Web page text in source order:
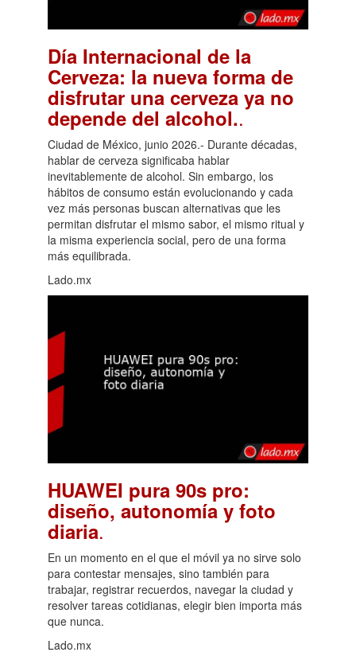
Día Internacional de la
Cerveza: la nueva forma de
disfrutar una cerveza ya no
depende del alcohol..
Ciudad de México, junio 2026.- Durante décadas,
hablar de cerveza significaba hablar
inevitablemente de alcohol. Sin embargo, los
hábitos de consumo están evolucionando y cada
vez más personas buscan alternativas que les
permitan disfrutar el mismo sabor, el mismo ritual y
la misma experiencia social, pero de una forma
más equilibrada.
Lado.mx
HUAWEI pura 90s pro:
diseño, autonomía y foto
diaria.
En un momento en el que el móvil ya no sirve solo
para contestar mensajes, sino también para
trabajar, registrar recuerdos, navegar la ciudad y
resolver tareas cotidianas, elegir bien importa más
que nunca.
Lado.mx